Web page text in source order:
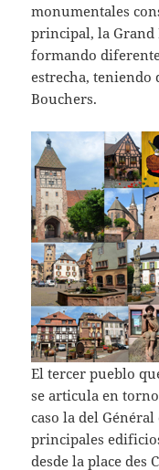
monumentales
principal, la Grand
formando
estrecha, teniendo
Bouchers.
El tercer pueblo
se articula en
caso la del
principales
desde la place des